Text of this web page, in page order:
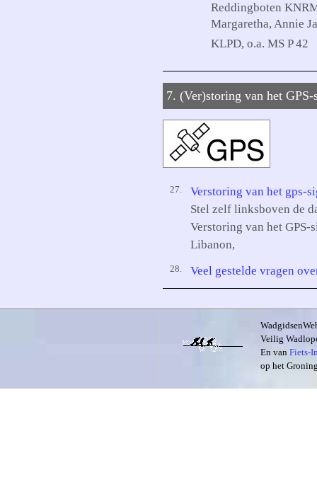
Reddingboten
Margaretha, Annie
KLPD, o.a. MS P 42
7. (Ver)storing van het
27.
Verstoring van het gps-
Stel zelf linksboven de
Verstoring van het GPS-
Libanon,
28. Veel gestelde vragen
Veilig
En van Fiets-
op het